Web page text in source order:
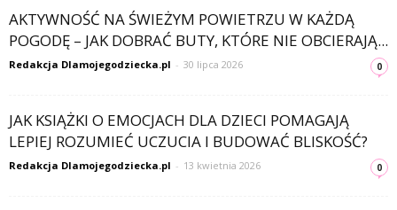
AKTYWNOŚĆ NA ŚWIEŻYM POWIETRZU W KAŻDĄ
POGODĘ – JAK DOBRAĆ BUTY, KTÓRE NIE OBCIERAJĄ...
Redakcja Dlamojegodziecka.pl - 30 lipca 2026 0
JAK KSIĄŻKI O EMOCJACH DLA DZIECI POMAGAJĄ
LEPIEJ ROZUMIEĆ UCZUCIA I BUDOWAĆ BLISKOŚĆ?
Redakcja Dlamojegodziecka.pl - 13 kwietnia 2026 0